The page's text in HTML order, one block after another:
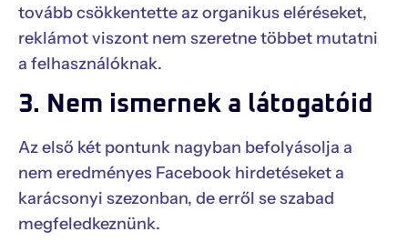
tovább csökkentette az organikus eléréseket,
reklámot viszont nem szeretne többet mutatni
a felhasználóknak.
3. Nem ismernek a látogatóid
Az első két pontunk nagyban befolyásolja a
nem eredményes Facebook hirdetéseket a
karácsonyi szezonban, de erről se szabad
megfeledkeznünk.